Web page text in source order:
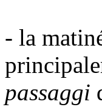
- la
passaggi